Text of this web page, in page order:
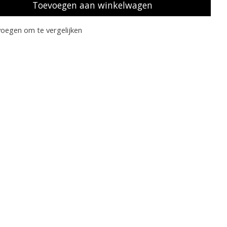
Toevoegen aan winkelwagen
om te vergelijken